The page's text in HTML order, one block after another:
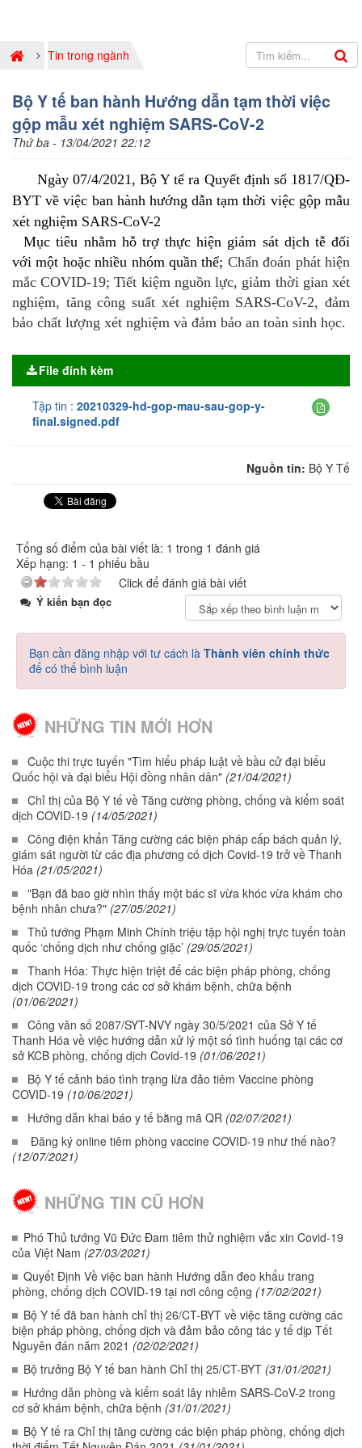
Tin trong ngành
Bộ Y tế ban hành Hướng dẫn tạm thời việc
gộp mẫu xét nghiệm SARS-CoV-2
Thứ ba - 13/04/2021 22:12
Ngày 07/4/2021, Bộ Y tế ra Quyết định số 1817/QĐ-
BYT về việc ban hành hướng dẫn tạm thời việc gộp mẫu
xét nghiệm SARS-CoV-2
Mục tiêu nhằm hỗ trợ thực hiện giám sát dịch tễ đối
với một hoặc nhiều nhóm quần thể; Chẩn đoán phát hiện
mắc COVID-19; Tiết kiệm nguồn lực, giảm thời gian xét
nghiệm, tăng công suất xét nghiệm SARS-CoV-2, đảm
bảo chất lượng xét nghiệm và đảm bảo an toàn sinh học.
File đính kèm
Tập tin : 20210329-hd-gop-mau-sau-gop-y-
final.signed.pdf
Nguồn tin: Bộ Y Tế
Tổng số điểm của bài viết là: 1 trong 1 đánh giá
Xếp hạng: 1 - 1 phiếu bầu
Click để đánh giá bài viết
Ý kiến bạn đọc
Bạn cần đăng nhập với tư cách là Thành viên chính thức
để có thể bình luận
NHỮNG TIN MỚI HƠN
Cuộc thi trực tuyến "Tìm hiểu pháp luật về bầu cử đại biểu
Quốc hội và đại biểu Hội đồng nhân dân" (21/04/2021)
Chỉ thị của Bộ Y tế về Tăng cường phòng, chống và kiểm soát
dịch COVID-19 (14/05/2021)
Công điện khẩn Tăng cường các biện pháp cấp bách quản lý,
giám sát người từ các địa phương có dịch Covid-19 trở về Thanh
Hóa (21/05/2021)
"Bạn đã bao giờ nhìn thấy một bác sĩ vừa khóc vừa khám cho
bệnh nhân chưa?" (27/05/2021)
Thủ tướng Phạm Minh Chính triệu tập hội nghị trực tuyến toàn
quốc ‘chống dịch như chống giặc’ (29/05/2021)
Thanh Hóa: Thực hiện triệt để các biện pháp phòng, chống
dịch COVID-19 trong các cơ sở khám bệnh, chữa bệnh
(01/06/2021)
Công văn số 2087/SYT-NVY ngày 30/5/2021 của Sở Y tế
Thanh Hóa về việc hướng dẫn xử lý một số tình huống tại các cơ
sở KCB phòng, chống dịch Covid-19 (01/06/2021)
Bộ Y tế cảnh báo tình trạng lừa đảo tiêm Vaccine phòng
COVID-19 (10/06/2021)
Hướng dẫn khai báo y tế bằng mã QR (02/07/2021)
Đăng ký online tiêm phòng vaccine COVID-19 như thế nào?
(12/07/2021)
NHỮNG TIN CŨ HƠN
Phó Thủ tướng Vũ Đức Đam tiêm thử nghiệm vắc xin Covid-19
của Việt Nam (27/03/2021)
Quyết Định Về việc ban hành Hướng dẫn đeo khẩu trang
phòng, chống dịch COVID-19 tại nơi công cộng (17/02/2021)
Bộ Y tế đã ban hành chỉ thị 26/CT-BYT về việc tăng cường các
biện pháp phòng, chống dịch và đảm bảo công tác y tế dịp Tết
Nguyên đán năm 2021 (02/02/2021)
Bộ trưởng Bộ Y tế ban hành Chỉ thị 25/CT-BYT (31/01/2021)
Hướng dẫn phòng và kiểm soát lây nhiễm SARS-CoV-2 trong
cơ sở khám bệnh, chữa bệnh (31/01/2021)
Bộ Y tế ra Chỉ thị tăng cường các biện pháp phòng, chống dịch